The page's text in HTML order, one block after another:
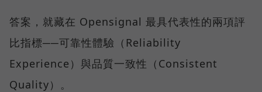
答案，就藏在 Opensignal 最具代表性的兩項評
比指標──可靠性體驗（Reliability
Experience）與品質一致性（Consistent
Quality）。